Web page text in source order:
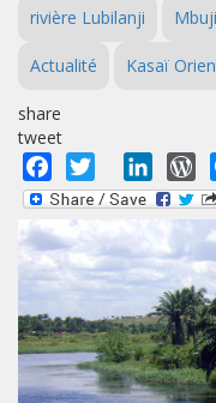
rivière Lubilanji
Actualité Kasaï
share
tweet
Facebook
Twitter